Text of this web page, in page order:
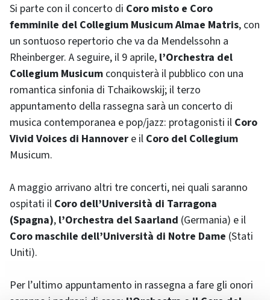
Si parte con il concerto di Coro misto e Coro
femminile del Collegium Musicum Almae Matris, con
un sontuoso repertorio che va da Mendelssohn a
Rheinberger. A seguire, il 9 aprile, l’Orchestra del
Collegium Musicum conquisterà il pubblico con una
romantica sinfonia di Tchaikowskij; il terzo
appuntamento della rassegna sarà un concerto di
musica contemporanea e pop/jazz: protagonisti il Coro
Vivid Voices di Hannover e il Coro del Collegium
Musicum.
A maggio arrivano altri tre concerti, nei quali saranno
ospitati il Coro dell’Università di Tarragona
(Spagna), l’Orchestra del Saarland (Germania) e il
Coro maschile dell’Università di Notre Dame (Stati
Uniti).
Per l’ultimo appuntamento in rassegna a fare gli onori